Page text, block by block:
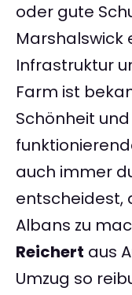
oder gute
Marshalswick
Infrastruktur
Farm ist
Schönheit
auch immer
entscheidest,
Albans zu
Reichert aus
Umzug so